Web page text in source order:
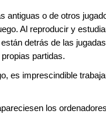
antiguas o de otros
Al reproducir y
detrás de las
partidas.
es imprescindible
los